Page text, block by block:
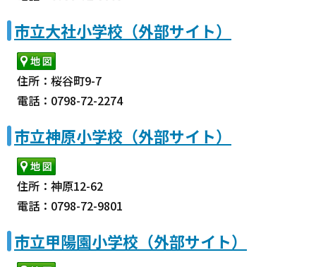
市立大社小学校（外部サイト）
住所：桜谷町9-7
電話：0798-72-2274
市立神原小学校（外部サイト）
住所：神原12-62
電話：0798-72-9801
市立甲陽園小学校（外部サイト）